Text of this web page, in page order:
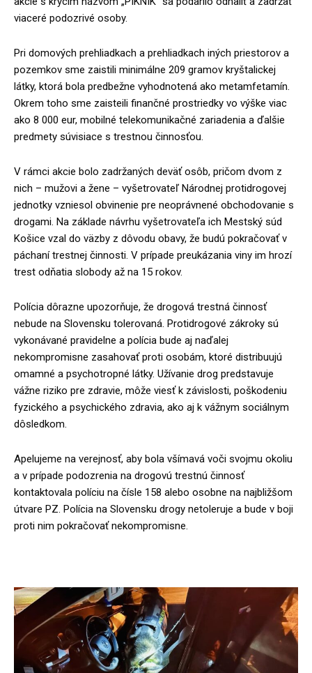
viaceré podozrivé osoby.
Pri domových prehliadkach a prehliadkach iných priestorov a
pozemkov sme zaistili minimálne 209 gramov kryštalickej
látky, ktorá bola predbežne vyhodnotená ako metamfetamín.
Okrem toho sme zaisteili finančné prostriedky vo výške viac
ako 8 000 eur, mobilné telekomunikačné zariadenia a ďalšie
predmety súvisiace s trestnou činnosťou.
V rámci akcie bolo zadržaných deväť osôb, pričom dvom z
nich – mužovi a žene – vyšetrovateľ Národnej protidrogovej
jednotky vzniesol obvinenie pre neoprávnené obchodovanie s
drogami. Na základe návrhu vyšetrovateľa ich Mestský súd
Košice vzal do väzby z dôvodu obavy, že budú pokračovať v
páchaní trestnej činnosti. V prípade preukázania viny im hrozí
trest odňatia slobody až na 15 rokov.
Polícia dôrazne upozorňuje, že drogová trestná činnosť
nebude na Slovensku tolerovaná. Protidrogové zákroky sú
vykonávané pravidelne a polícia bude aj naďalej
nekompromisne zasahovať proti osobám, ktoré distribuujú
omamné a psychotropné látky. Užívanie drog predstavuje
vážne riziko pre zdravie, môže viesť k závislosti, poškodeniu
fyzického a psychického zdravia, ako aj k vážnym sociálnym
dôsledkom.
Apelujeme na verejnosť, aby bola všímavá voči svojmu okoliu
a v prípade podozrenia na drogovú trestnú činnosť
kontaktovala políciu na čísle 158 alebo osobne na najbližšom
útvare PZ. Polícia na Slovensku drogy netoleruje a bude v boji
proti nim pokračovať nekompromisne.